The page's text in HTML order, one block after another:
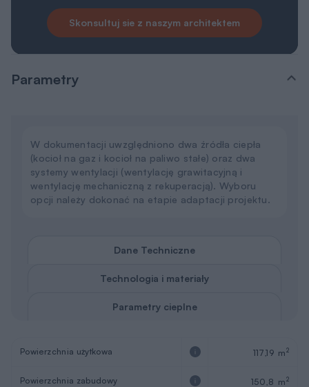
Skonsultuj sie z naszym architektem
Parametry
W dokumentacji uwzględniono dwa źródła ciepła
(kocioł na gaz i kocioł na paliwo stałe) oraz dwa
systemy wentylacji (wentylację grawitacyjną i
wentylację mechaniczną z rekuperacją). Wyboru
opcji należy dokonać na etapie adaptacji projektu.
Dane Techniczne
Technologia i materiały
Parametry cieplne
Powierzchnia użytkowa 117,19 m2
Powierzchnia zabudowy 150,8 m2